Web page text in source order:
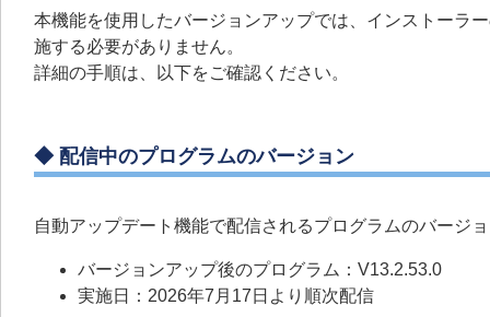
本機能を使用したバージョンアップでは、インストーラ
施する必要がありません。
詳細の手順は、以下をご確認ください。
◆ 配信中のプログラムのバージョン
自動アップデート機能で配信されるプログラムのバージ
バージョンアップ後のプログラム：V13.2.53.0
実施日：2026年7月17日より順次配信